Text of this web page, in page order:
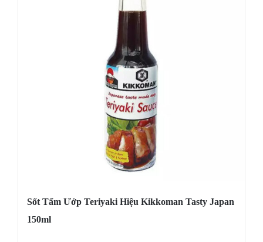
Sốt Tẩm Ướp Teriyaki Hiệu Kikkoman Tasty Japan
150ml